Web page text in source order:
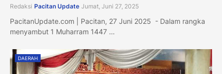
Redaksi Pacitan Update Jumat, Juni 27, 2025
PacitanUpdate.com | Pacitan, 27 Juni 2025 - Dalam rangka
menyambut 1 Muharram 1447 …
DAERAH